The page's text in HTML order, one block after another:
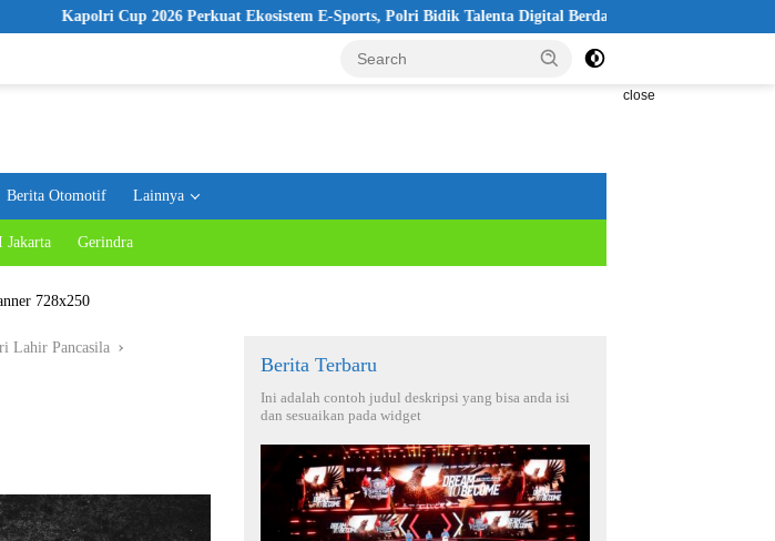
Cup 2026 Perkuat Ekosistem E-Sports, Polri Bidik Talenta Digital Berdaya Saing Global
close
Berita Otomotif Lainnya
Jakarta Gerindra
Lahir Pancasila
Berita Terbaru
Ini adalah contoh judul deskripsi yang bisa anda isi
dan sesuaikan pada widget